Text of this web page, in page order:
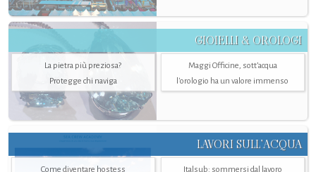
GIOIELLI & OROLOGI
La pietra più preziosa?
Protegge chi naviga
Maggi Officine, sott’acqua
l'orologio ha un valore immenso
LAVORI SULL’ACQUA
Come diventare hostess
Italsub: sommersi dal lavoro